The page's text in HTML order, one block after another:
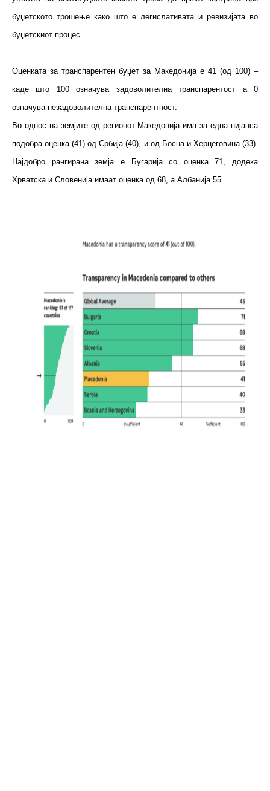
буџетското трошење како што е легислативата и ревизијата во
буџетскиот процес.
Оценката за транспарентен буџет за Македонија е 41 (од 100) –
каде што 100 означува задоволителна транспарентост а 0
означува незадоволителна транспарентност.
Во однос на земјите од регионот Македонија има за една нијанса
подобра оценка (41) од Србија (40), и од Босна и Херцеговина (33).
Најдобро рангирана земја е Бугарија со оценка 71, додека
Хрватска и Словенија имаат оценка од 68, а Албанија 55.